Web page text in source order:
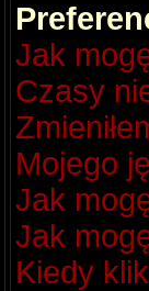
Jak
Czasy
Mojego
Jak
Jak
Kiedy